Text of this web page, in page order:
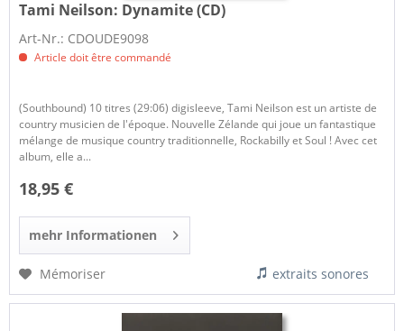
Tami Neilson: Dynamite (CD)
Art-Nr.: CDOUDE9098
Article doit être commandé
(Southbound) 10 titres (29:06) digisleeve, Tami Neilson est un artiste de
country musicien de l'époque. Nouvelle Zélande qui joue un fantastique
mélange de musique country traditionnelle, Rockabilly et Soul ! Avec cet
album, elle a...
18,95 €
mehr Informationen
Mémoriser extraits sonores